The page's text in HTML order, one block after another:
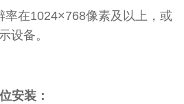
率在1024×768像素及以上，或
设备。
安装：